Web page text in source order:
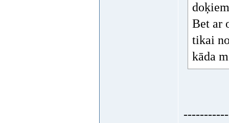
Bet ar
tikai
kāda